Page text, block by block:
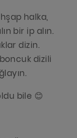
halka,
bir ip alın.
dizin.
dizili
bile 😊